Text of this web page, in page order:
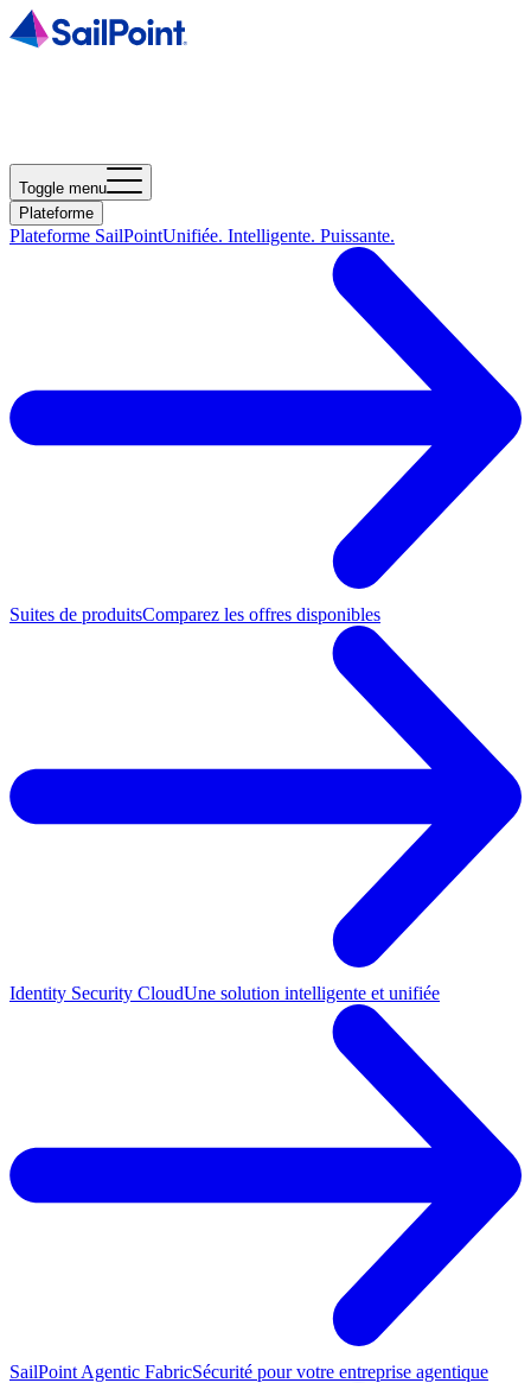
Toggle menu
Plateforme
Plateforme SailPointUnifiée. Intelligente. Puissante.
Suites de produitsComparez les offres disponibles
Identity Security CloudUne solution intelligente et unifiée
SailPoint Agentic FabricSécurité pour votre entreprise agentique